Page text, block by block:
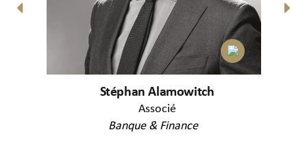
Stéphan Alamowitch
Associé
Banque & Finance